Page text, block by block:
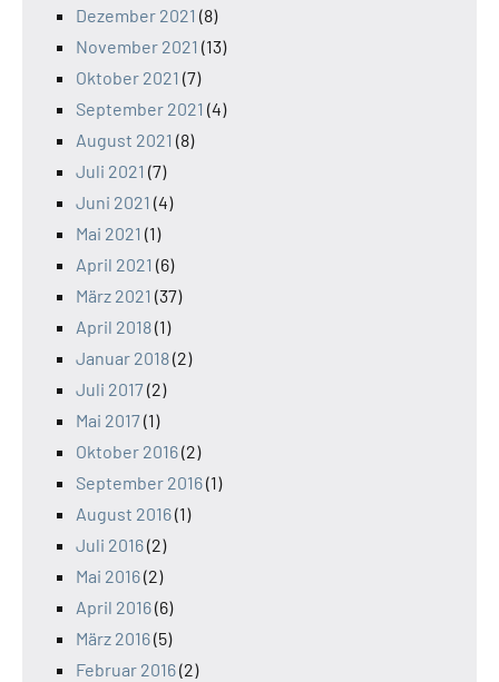
Dezember 2021 (8)
November 2021 (13)
Oktober 2021 (7)
September 2021 (4)
August 2021 (8)
Juli 2021 (7)
Juni 2021 (4)
Mai 2021 (1)
April 2021 (6)
März 2021 (37)
April 2018(1)
Januar 2018(2)
Juli 2017(2)
Mai 2017(1)
Oktober 2016(2)
September 2016(1)
August 2016(1)
Juli 2016(2)
Mai 2016(2)
April 2016(6)
März 2016(5)
Februar 2016(2)